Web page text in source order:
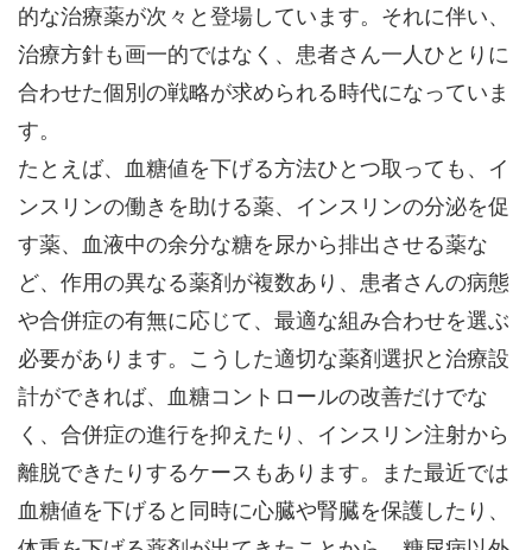
的な治療薬が次々と登場しています。それに伴い、
治療方針も画一的ではなく、患者さん一人ひとりに
合わせた個別の戦略が求められる時代になっていま
す。
たとえば、血糖値を下げる方法ひとつ取っても、イ
ンスリンの働きを助ける薬、インスリンの分泌を促
す薬、血液中の余分な糖を尿から排出させる薬な
ど、作用の異なる薬剤が複数あり、患者さんの病態
や合併症の有無に応じて、最適な組み合わせを選ぶ
必要があります。こうした適切な薬剤選択と治療設
計ができれば、血糖コントロールの改善だけでな
く、合併症の進行を抑えたり、インスリン注射から
離脱できたりするケースもあります。また最近では
血糖値を下げると同時に心臓や腎臓を保護したり、